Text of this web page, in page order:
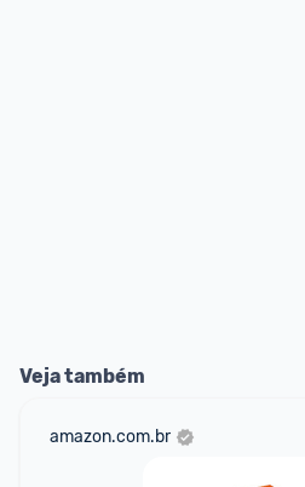
Veja também
amazon.com.br